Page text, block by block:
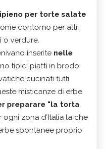
per torte salate
contorno per altri
o verdure.
inserite nelle
tipici piatti in brodo
cucinati tutti
misticanze di erbe
preparare "la torta
ogni zona d'Italia la che
spontanee proprio